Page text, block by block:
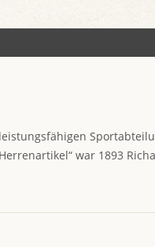
war 1893